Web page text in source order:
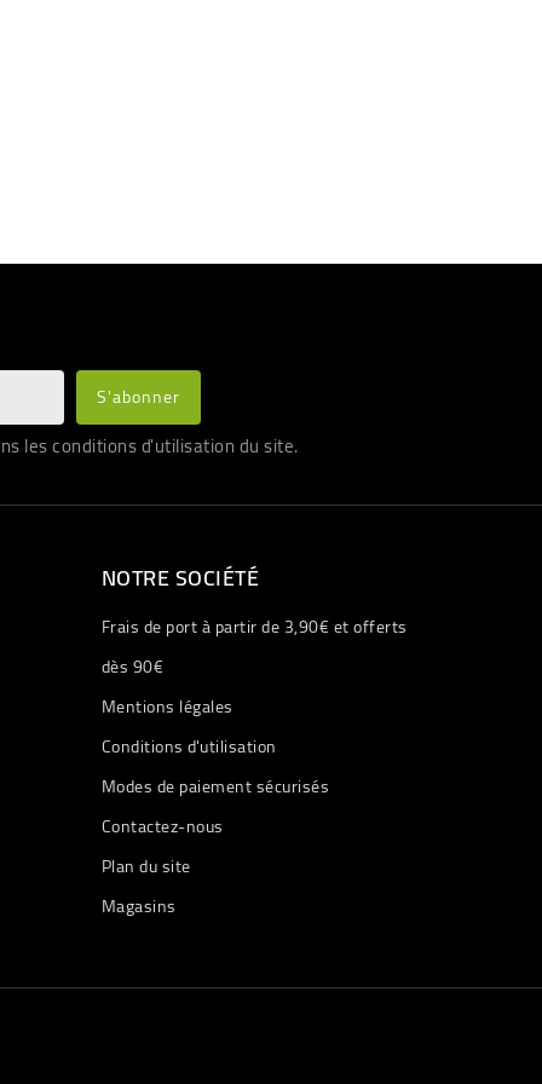
les conditions d'utilisation du site.
NOTRE SOCIÉTÉ
Frais de port à partir de 3,90€ et offerts
dès 90€
Mentions légales
Conditions d'utilisation
Modes de paiement sécurisés
Contactez-nous
Plan du site
Magasins